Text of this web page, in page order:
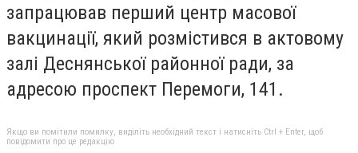
запрацював перший центр масової
вакцинації, який розмістився в актовому
залі Деснянської районної ради, за
адресою проспект Перемоги, 141.
Якщо ви помітили помилку, виділіть необхідний текст і натисніть Ctrl + Enter, щоб
повідомити про це редакцію